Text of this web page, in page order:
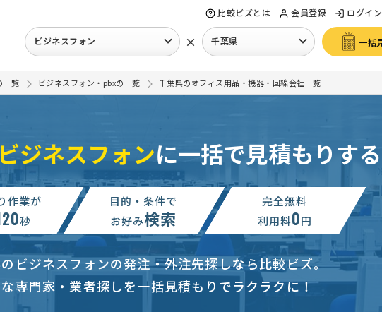
比較ビズとは 会員登録 ログイン
ビジネスフォン × 千葉県 一括
一覧 ビジネスフォン・pbxの一覧 千葉県のオフィス用品・機器・回線会社一覧
ジネスフォンに一括で見積もりする
作業が
秒
目的・条件で
お好み検索
完全無料
利用料0円
ビジネスフォンの発注・外注先探しなら比較ビズ。
専門家・業者探しを一括見積もりでラクラクに！